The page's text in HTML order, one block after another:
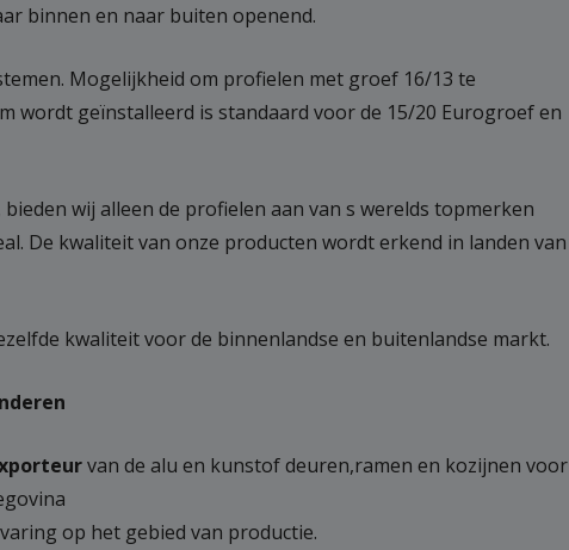
binnen en naar buiten openend.
Mogelijkheid om profielen met groef 16/13 te
wordt geïnstalleerd is standaard voor de 15/20 Eurogroef en
wij alleen de profielen aan van s werelds topmerken
De kwaliteit van onze producten wordt erkend in landen van
kwaliteit voor de binnenlandse en buitenlandse markt.
van de alu en kunstof deuren,ramen en kozijnen voor
op het gebied van productie.